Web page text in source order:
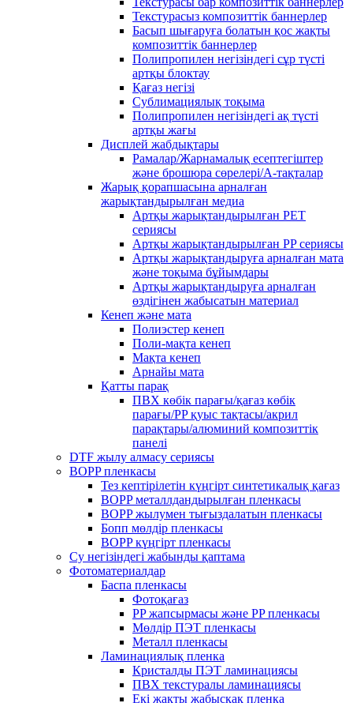
Текстурасыз композиттік баннерлер
Басып шығаруға болатын қос жақты
композиттік баннерлер
Полипропилен негізіндегі сұр түсті
артқы блоктау
Қағаз негізі
Сублимациялық тоқыма
Полипропилен негізіндегі ақ түсті
артқы жағы
Дисплей жабдықтары
Рамалар/Жарнамалық есептегіштер
және брошюра сөрелері/А-тақталар
Жарық қорапшасына арналған
жарықтандырылған медиа
Артқы жарықтандырылған PET
сериясы
Артқы жарықтандырылған PP сериясы
Артқы жарықтандыруға арналған мата
және тоқыма бұйымдары
Артқы жарықтандыруға арналған
өздігінен жабысатын материал
Кенеп және мата
Полиэстер кенеп
Поли-мақта кенеп
Мақта кенеп
Арнайы мата
Қатты парақ
ПВХ көбік парағы/қағаз көбік
парағы/PP қуыс тақтасы/акрил
парақтары/алюминий композиттік
панелі
DTF жылу алмасу сериясы
BOPP пленкасы
Тез кептірілетін күңгірт синтетикалық қағаз
BOPP металлдандырылған пленкасы
BOPP жылумен тығыздалатын пленкасы
Бопп мөлдір пленкасы
BOPP күңгірт пленкасы
Су негізіндегі жабынды қаптама
Фотоматериалдар
Баспа пленкасы
Фотоқағаз
PP жапсырмасы және PP пленкасы
Мөлдір ПЭТ пленкасы
Металл пленкасы
Ламинациялық пленка
Кристалды ПЭТ ламинациясы
ПВХ текстуралы ламинациясы
Екі жақты жабысқақ пленка